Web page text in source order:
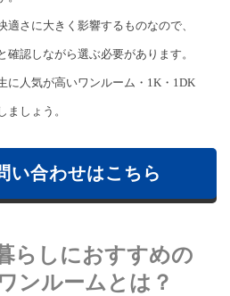
適さに大きく影響するものなので、
認しながら選ぶ必要があります。
に人気が高いワンルーム・1K・1DK
ましょう。
い合わせはこちら
らしにおすすめの
ンルームとは？